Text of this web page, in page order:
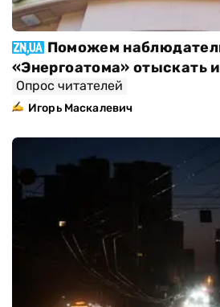
Поможем
«Энергоатома» отыскать
Опрос читателей
Игорь Маскалевич